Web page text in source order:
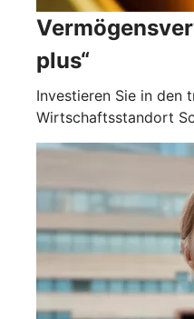
plus“
Investieren Sie in den
Wirtschaftsstandort